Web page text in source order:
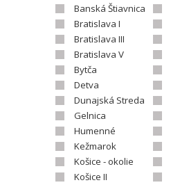
Banská Štiavnica
Bratislava I
Bratislava III
Bratislava V
Bytča
Detva
Dunajská Streda
Gelnica
Humenné
Kežmarok
Košice - okolie
Košice II